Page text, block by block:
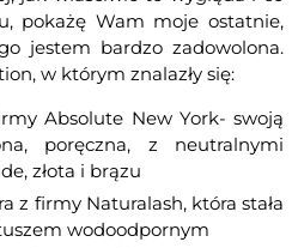
pokażę Wam moje ostatnie,
jestem bardzo zadowolona.
w którym znalazły się:
Absolute New York- swoją
poręczna, z neutralnymi
złota i brązu
z firmy Naturalash, która stała
wodoodpornym